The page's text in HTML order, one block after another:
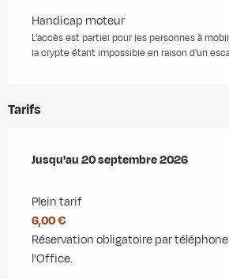
Handicap moteur
L'accès est partiel pour les personnes à
la crypte étant impossible en raison d'un
Tarifs
Du3 juillet 2026au20 septembre
Jusqu'au20 septembre 2026
Plein tarif
6,00 €
Réservation obligatoire par
l'Office.